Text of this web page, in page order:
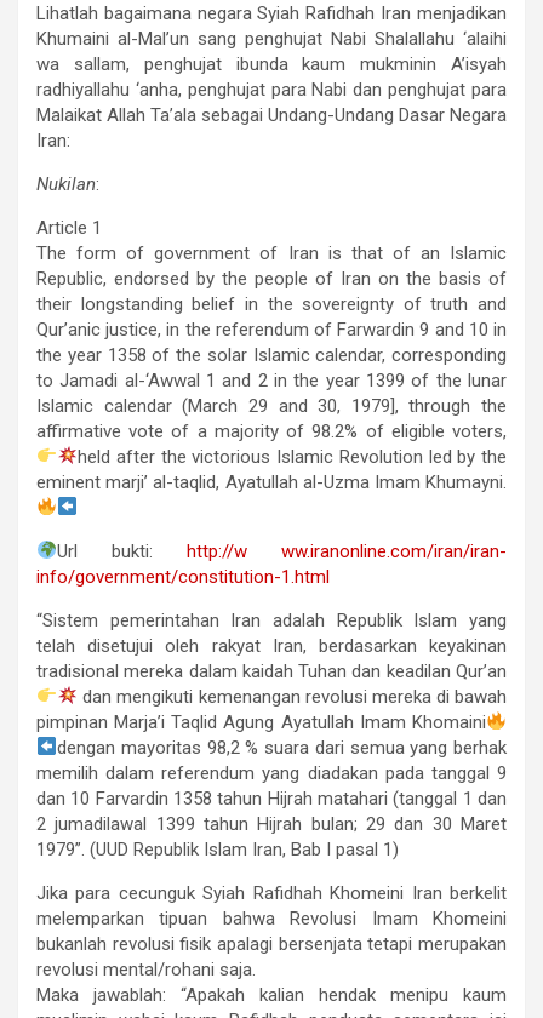
Lihatlah bagaimana negara Syiah Rafidhah Iran menjadikan
Khumaini al-Mal’un sang penghujat Nabi Shalallahu ‘alaihi
wa sallam, penghujat ibunda kaum mukminin A’isyah
radhiyallahu ‘anha, penghujat para Nabi dan penghujat para
Malaikat Allah Ta’ala sebagai Undang-Undang Dasar Negara
Iran:
Nukilan:
Article 1
The form of government of Iran is that of an Islamic
Republic, endorsed by the people of Iran on the basis of
their longstanding belief in the sovereignty of truth and
Qur’anic justice, in the referendum of Farwardin 9 and 10 in
the year 1358 of the solar Islamic calendar, corresponding
to Jamadi al-‘Awwal 1 and 2 in the year 1399 of the lunar
Islamic calendar (March 29 and 30, 1979], through the
affirmative vote of a majority of 98.2% of eligible voters,
held after the victorious Islamic Revolution led by the
eminent marji’ al-taqlid, Ayatullah al-Uzma Imam Khumayni.
Url bukti:http://w ww.iranonline.com/iran/iran-
info/government/constitution-1.html
“Sistem pemerintahan Iran adalah Republik Islam yang
telah disetujui oleh rakyat Iran, berdasarkan keyakinan
tradisional mereka dalam kaidah Tuhan dan keadilan Qur’an
dan mengikuti kemenangan revolusi mereka di bawah
pimpinan Marja’i Taqlid Agung Ayatullah Imam Khomaini
dengan mayoritas 98,2 % suara dari semua yang berhak
memilih dalam referendum yang diadakan pada tanggal 9
dan 10 Farvardin 1358 tahun Hijrah matahari (tanggal 1 dan
2 jumadilawal 1399 tahun Hijrah bulan; 29 dan 30 Maret
1979”. (UUD Republik Islam Iran, Bab I pasal 1)
Jika para cecunguk Syiah Rafidhah Khomeini Iran berkelit
melemparkan tipuan bahwa Revolusi Imam Khomeini
bukanlah revolusi fisik apalagi bersenjata tetapi merupakan
revolusi mental/rohani saja.
Maka jawablah: “Apakah kalian hendak menipu kaum